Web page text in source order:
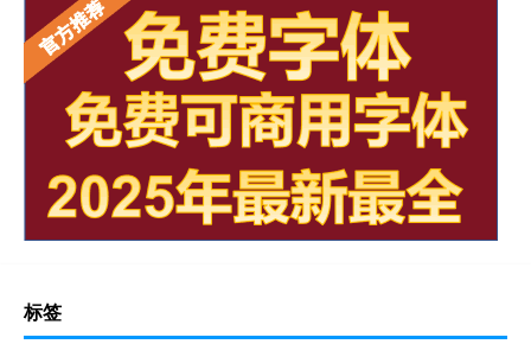
标签